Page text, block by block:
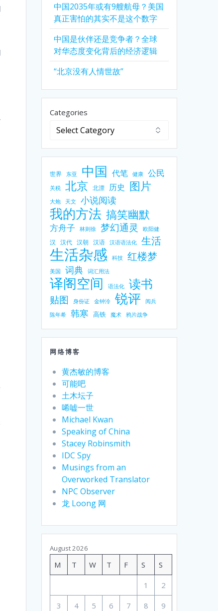
中国2035年或有9艘航母？美国
真正害怕的其实不是这个数字
中国是伙伴还是竞争者？全球
对华态度变化背后的经济逻辑
“北京没有人情世故”
Categories
世界 东亚 中国 代笔 健康 公民
关税 北京 北漂 历史 图片
大炮 天文 小说阅读
我的方法 搞笑幽默
方舟子 林则徐 梦幻通灵 欧阳健
汉 汉代 汉朝 汉语 汉语语法化 生活
生活杂感 科技 红楼梦
美国 词典 词汇用法
译阁空间 语法化 读书
贴图 身份证 金钟泠 锐评
阅兵
陈年希
韩寒 高铁 魔术 鸦片战争
网络博客
黄杰敏的博客
可能吧
土木坛子
唏嘘一世
Michael Kwan
Speaking of China
Stacey Robinsmith
IDC Spy
Musings from an
Overworked Translator
NPC Observer
龙 Loong 网
August 2026
M T W T F S S
1 2
3 4 5 6 7 8 9